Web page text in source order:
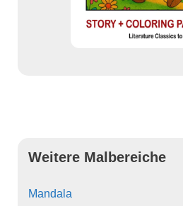
Weitere Malbereiche
Mandala